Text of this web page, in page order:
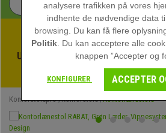
Udnyt sommerudsalget hos
rabatter i en begrænset
Kontorstolepro Kontorstole Kontorlænestole
analysere trafikken på vores
indhente de nødvendige data
browsing. Du kan få flere
Politik . Du kan acceptere alle
knappen ”Accepter og
KONFIGURER ACCEPTER